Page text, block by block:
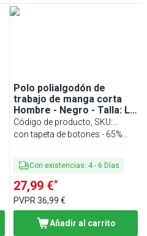
Polo polialgodón de
trabajo de manga corta
Hombre - Negro - Talla: L -
Personalizable
Código de producto, SKU:
HPSLPW-S
con tapeta de botones - 65%
Con existencias: 4- 6 Días
27,99 €*
PVPR36,99 €
Añadir al carrito